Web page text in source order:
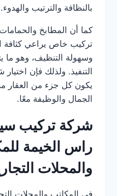
بالنظافة والترتيب والهدوء.
كما أن المطابخ
تركيب خاص يراعي كثافة
وسهولة التنظيف، وهو
التنفيذ. ولذلك فإن
يكون كل جزء من العقار
الجمال والوظيفة معًا.
شركة تركيب
راس الخيمة
والمحلات